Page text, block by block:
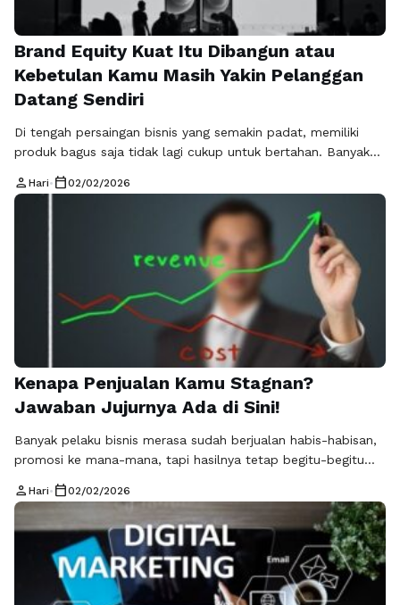
Brand Equity Kuat Itu Dibangun atau
Kebetulan Kamu Masih Yakin Pelanggan
Datang Sendiri
Di tengah persaingan bisnis yang semakin padat, memiliki
produk bagus saja tidak lagi cukup untuk bertahan. Banyak
promosi besar-besaran, namun hanya sedikit yang benar-
benar diingat dan dicintai pelanggan. Di sinilah brand equity
memainkan peran penting. Brand equity bukan sekadar logo
atau nama yang dikenal, tetapi nilai …Baca Selengkapnya
person Hari• calendar_today02/02/2026
Kenapa Penjualan Kamu Stagnan?
Jawaban Jujurnya Ada di Sini!
Banyak pelaku bisnis merasa sudah berjualan habis-habisan,
promosi ke mana-mana, tapi hasilnya tetap begitu-begitu
melejitkan penjualan dan keuntungan justru semakin terbuka
lebar jika strategi yang digunakan tepat
sasaran. RajaKomen.com menyoroti bahwa masalah utama
bisnis bukan terletak pada produknya saja, melainkan pada
cara membangun kepercayaan dan menarik perhatian calon
Baca Selengkapnya
person Hari• calendar_today02/02/2026